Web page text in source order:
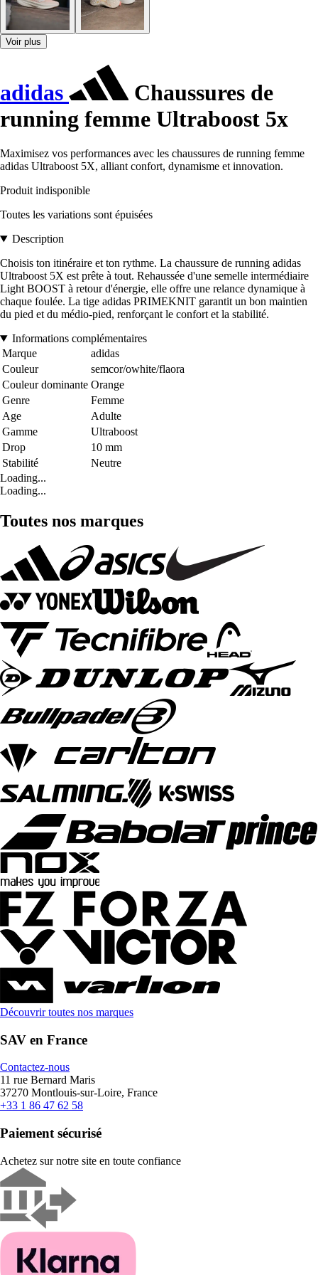
Voir plus
adidas
Chaussures de
running femme Ultraboost 5x
Maximisez vos performances avec les chaussures de running femme
adidas Ultraboost 5X, alliant confort, dynamisme et innovation.
Produit indisponible
Toutes les variations sont épuisées
Description
Choisis ton itinéraire et ton rythme. La chaussure de running adidas
Ultraboost 5X est prête à tout. Rehaussée d'une semelle intermédiaire
Light BOOST à retour d'énergie, elle offre une relance dynamique à
chaque foulée. La tige adidas PRIMEKNIT garantit un bon maintien
du pied et du médio-pied, renforçant le confort et la stabilité.
Informations complémentaires
Marque
adidas
Couleur
semcor/owhite/flaora
Couleur dominante Orange
Genre
Femme
Age
Adulte
Gamme
Ultraboost
Drop
10 mm
Stabilité
Neutre
Loading...
Loading...
Toutes nos marques
Découvrir toutes nos marques
SAV en France
Contactez-nous
11 rue Bernard Maris
37270 Montlouis-sur-Loire, France
+33 1 86 47 62 58
Paiement sécurisé
Achetez sur notre site en toute confiance